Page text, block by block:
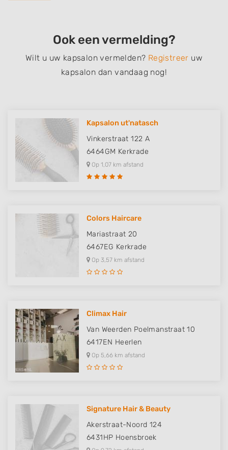
Ook een vermelding?
Wilt u uw kapsalon vermelden? Registreer uw
kapsalon dan vandaag nog!
Kapsalon ut'natasch
Vinkerstraat 122 A
6464GM Kerkrade
Op 1,07 km afstand
Colors Haircare
Mariastraat 20
6467EG Kerkrade
Op 3,57 km afstand
Climax Hair
Van Weerden Poelmanstraat 10
6417EN Heerlen
Op 5,66 km afstand
Signature Hair & Beauty
Akerstraat-Noord 124
6431HP Hoensbroek